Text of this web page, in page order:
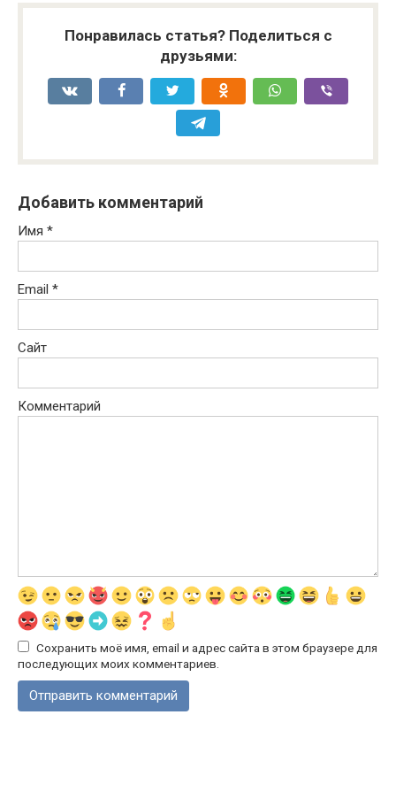
Понравилась статья? Поделиться с
друзьями:
Добавить комментарий
Имя *
Email *
Сайт
Комментарий
Сохранить моё имя, email и адрес сайта в этом браузере для
последующих моих комментариев.